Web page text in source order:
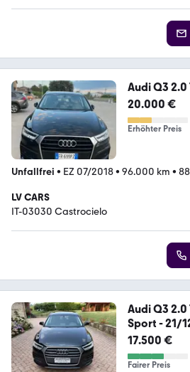
Audi Q3 2.0
20.000 €
Erhöhter Preis
Unfallfrei • EZ 07/2018• 96.000 km •
LV CARS
IT-03030 Castrocielo
Audi Q3
Sport - 21/
17.500 €
Fairer Preis